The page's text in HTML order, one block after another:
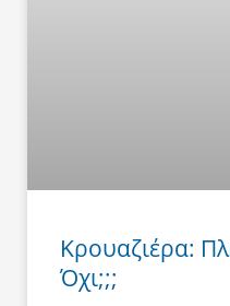
Κρουαζιέρα:
Όχι;;;